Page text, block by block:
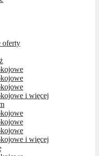
oferty
i więcej
i więcej